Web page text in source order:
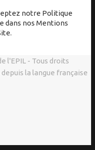
notre Politique
dans nos Mentions
l'EPIL - Tous droits
la langue française